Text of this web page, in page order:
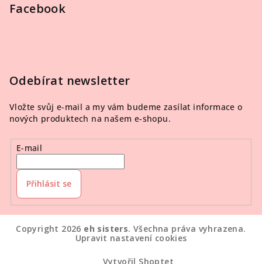
Facebook
Odebírat newsletter
Vložte svůj e-mail a my vám budeme zasílat informace o
nových produktech na našem e-shopu.
E-mail
Přihlásit se
Copyright 2026 eh sisters. Všechna práva vyhrazena.
Upravit nastavení cookies
Vytvořil Shoptet